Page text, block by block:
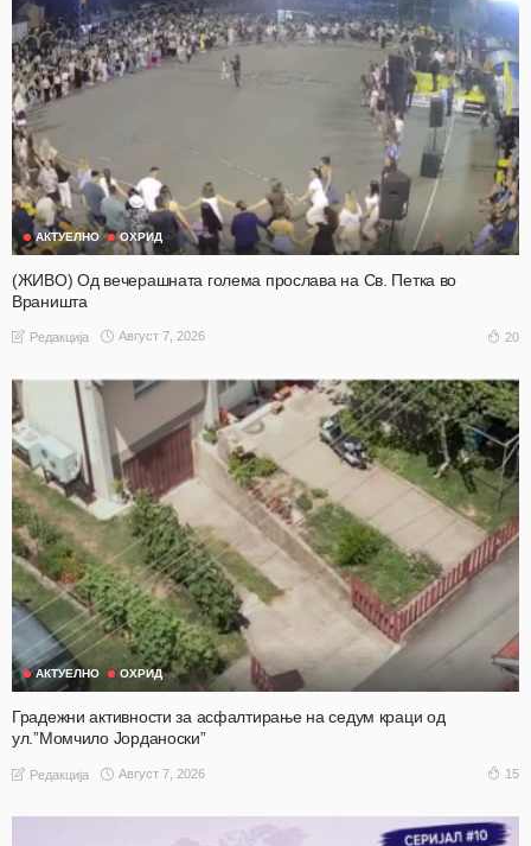
АКТУЕЛНО ОХРИД
(ЖИВО) Од вечерашната голема прослава на Св. Петка во
Враништа
Редакција Август 7, 2026 20
АКТУЕЛНО ОХРИД
Градежни активности за асфалтирање на седум краци од
ул.”Момчило Јорданоски”
Редакција Август 7, 2026 15